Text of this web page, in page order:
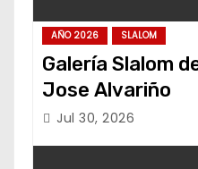
AÑO 2026 SLALOM
Galería Slalom
Jose Alvariño
Jul 30, 2026